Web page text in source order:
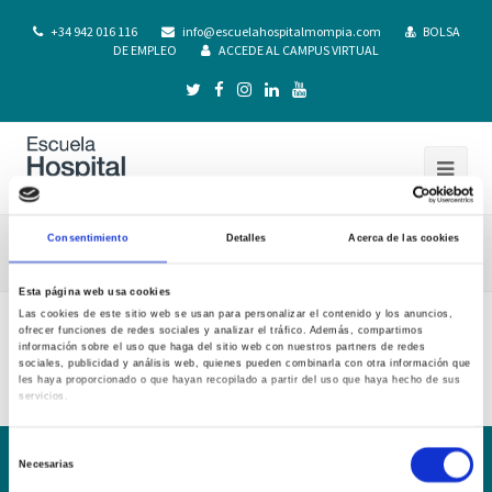
Consentimiento Detalles Acerca de las cookies
Esta página web usa cookies
Las cookies de este sitio web se usan para personalizar el contenido y los anuncios,
ofrecer funciones de redes sociales y analizar el tráfico. Además, compartimos
información sobre el uso que haga del sitio web con nuestros partners de redes
sociales, publicidad y análisis web, quienes pueden combinarla con otra información que
les haya proporcionado o que hayan recopilado a partir del uso que haya hecho de sus
servicios.
Necesarias
+34 942 016 116 info@escuelahospitalmompia.com
BOLSA
DE EMPLEO
ACCEDE AL CAMPUS VIRTUAL
25NORM~1
25NORM~1